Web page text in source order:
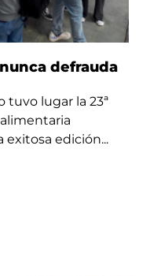
defrauda
tuvo lugar la 23ª
exitosa edición...